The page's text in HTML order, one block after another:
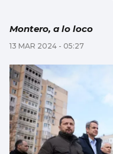
Montero, a lo loco
13 MAR 2024 - 05:27